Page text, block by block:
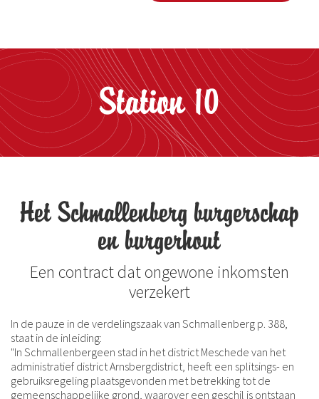
Station 10
Het Schmallenberg burgerschap
en burgerhout
Een contract dat ongewone inkomsten
verzekert
In de pauze in de verdelingszaak van Schmallenberg p. 388,
staat in de inleiding:
"In Schmallenbergeen stad in het district Meschede van het
administratief district Arnsbergdistrict, heeft een splitsings- en
gebruiksregeling plaatsgevonden met betrekking tot de
gemeenschappelijke grond, waarover een geschil is ontstaan